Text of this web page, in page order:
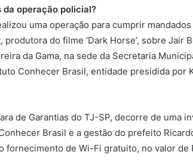
da operação policial?
uma operação para cumprir
do filme ‘Dark Horse’, sobre Jair
da Gama, na sede da Secretaria
Conhecer Brasil, entidade presidida por
de Garantias do TJ-SP, decorre de uma
Brasil e a gestão do prefeito
fornecimento de Wi-Fi gratuito, no valor de